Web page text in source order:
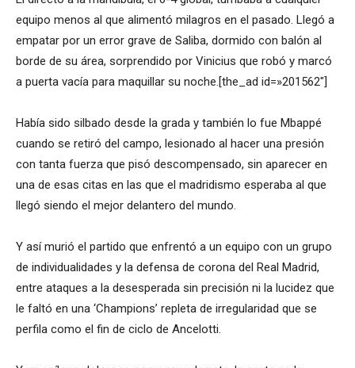
equipo menos al que alimentó milagros en el pasado. Llegó a
empatar por un error grave de Saliba, dormido con balón al
borde de su área, sorprendido por Vinicius que robó y marcó
a puerta vacía para maquillar su noche.[the_ad id=»201562″]
Había sido silbado desde la grada y también lo fue Mbappé
cuando se retiró del campo, lesionado al hacer una presión
con tanta fuerza que pisó descompensado, sin aparecer en
una de esas citas en las que el madridismo esperaba al que
llegó siendo el mejor delantero del mundo.
Y así murió el partido que enfrentó a un equipo con un grupo
de individualidades y la defensa de corona del Real Madrid,
entre ataques a la desesperada sin precisión ni la lucidez que
le faltó en una ‘Champions’ repleta de irregularidad que se
perfila como el fin de ciclo de Ancelotti.